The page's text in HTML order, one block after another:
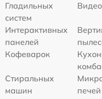
Гладильных
систем
Интерактивных
панелей
Кофеварок
Стиральных
машин
печей